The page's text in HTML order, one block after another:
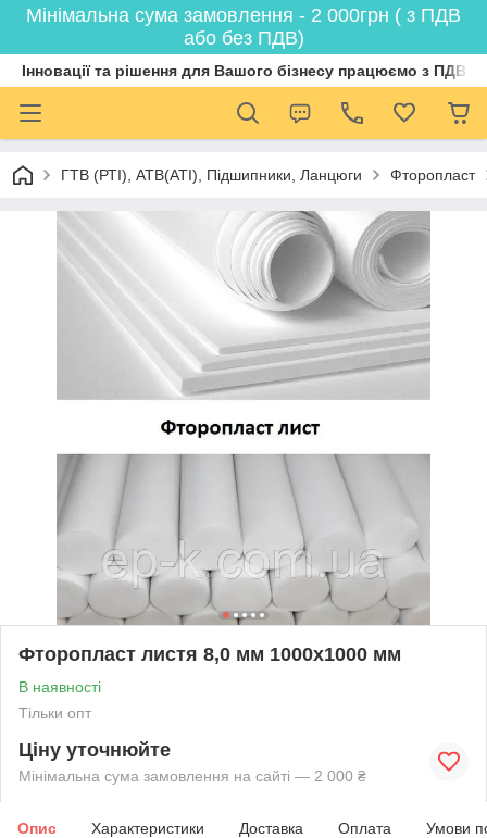
Мінімальна сума замовлення - 2 000грн ( з ПДВ
або без ПДВ)
Інновації та рішення для Вашого бізнесу працюємо з ПДВ
ГТВ (РТI), АТВ(АТI), Пiдшипники, Ланцюги Фторопласт
Фторопласт листя 8,0 мм 1000х1000 мм
В наявності
Тільки опт
Ціну уточнюйте
Мінімальна сума замовлення на сайті — 2 000 ₴
Опис Характеристики Доставка Оплата Умови